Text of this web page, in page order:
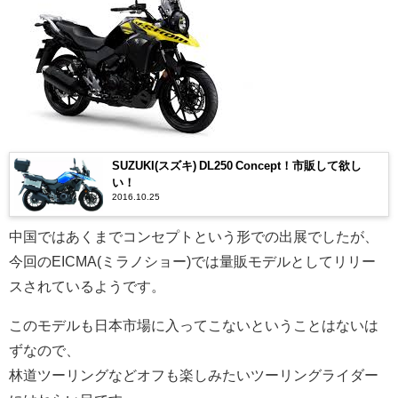
SUZUKI(スズキ) DL250 Concept！市販して欲し
い！
2016.10.25
中国ではあくまでコンセプトという形での出展でしたが、
今回のEICMA(ミラノショー)では量販モデルとしてリリー
スされているようです。
このモデルも日本市場に入ってこないということはないは
ずなので、
林道ツーリングなどオフも楽しみたいツーリングライダー